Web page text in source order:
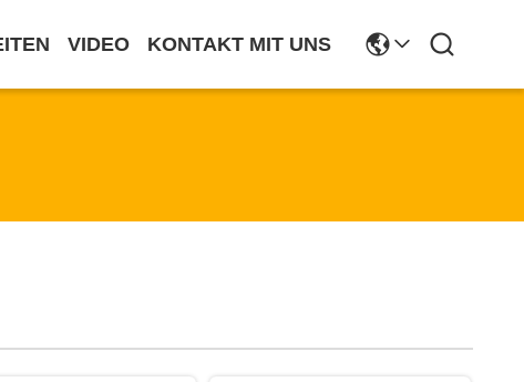
VIDEO KONTAKT MIT UNS